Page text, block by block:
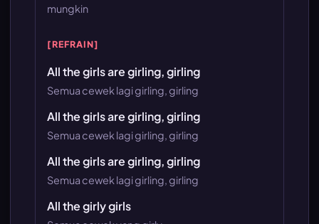
mungkin
[REFRAIN]
All the girls are girling, girling
Semua cewek lagi girling, girling
All the girls are girling, girling
Semua cewek lagi girling, girling
All the girls are girling, girling
Semua cewek lagi girling, girling
All the girly girls